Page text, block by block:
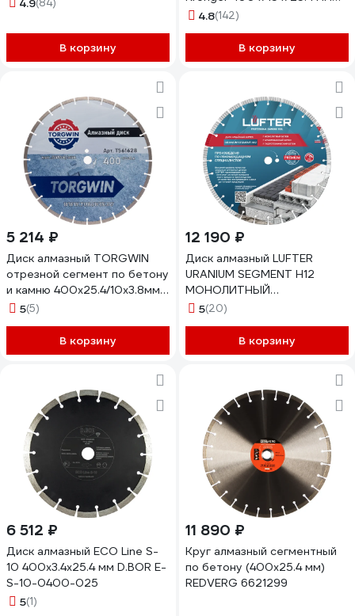
4.9(84)
В корзину
Laser Concrete B200400C
4.8(142)
В корзину
5 214 ₽
Диск алмазный TORGWIN
отрезной сегмент по бетону
и камню 400х25.4/10х3.8мм.
Сold press Standard T561628
5(5)
В корзину
12 190 ₽
Диск алмазный LUFTER
URANIUM SEGMENT H12
МОНОЛИТНЫЙ
армированный бетон,
400 мм 024-400
5(20)
В корзину
6 512 ₽
Диск алмазный ECO Line S-
10 400x3.4x25.4 мм D.BOR E-
S-10-0400-025
5(1)
11 890 ₽
Круг алмазный сегментный
по бетону (400х25.4 мм)
REDVERG 6621299